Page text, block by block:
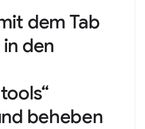
dem Tab
den
beheben